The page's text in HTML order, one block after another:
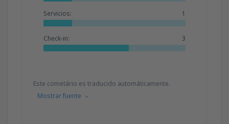
Servicios: 1
Check-in: 3
Este cometário es traducido automáticamente.
Mostrar fuente